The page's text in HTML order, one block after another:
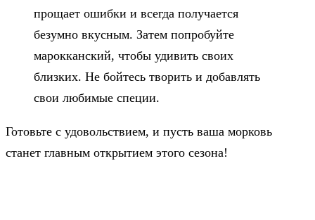
прощает ошибки и всегда получается
безумно вкусным. Затем попробуйте
марокканский, чтобы удивить своих
близких. Не бойтесь творить и добавлять
свои любимые специи.
Готовьте с удовольствием, и пусть ваша морковь
станет главным открытием этого сезона!